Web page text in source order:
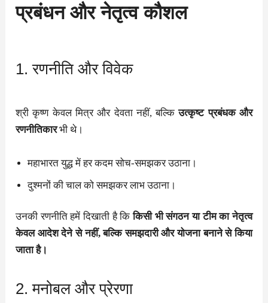
प्रबंधन और नेतृत्व कौशल
1. रणनीति और विवेक
श्री कृष्ण केवल मित्र और देवता नहीं, बल्किउत्कृष्ट प्रबंधक और
रणनीतिकारभी थे।
महाभारत युद्ध में हर कदम सोच-समझकर उठाना।
दुश्मनों की चाल को समझकर लाभ उठाना।
उनकी रणनीति हमें दिखाती है किकिसी भी संगठन या टीम का नेतृत्व
केवल आदेश देने से नहीं, बल्कि समझदारी और योजना बनाने से किया
जाता है।
2. मनोबल और प्रेरणा